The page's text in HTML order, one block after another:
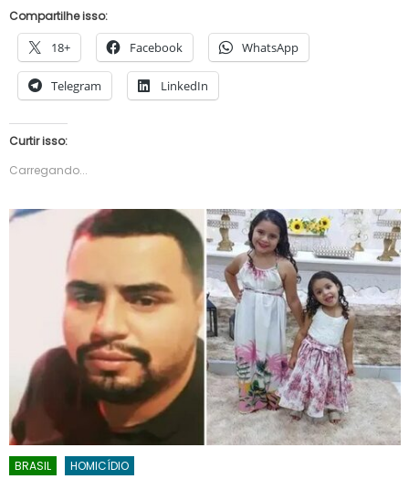
Compartilhe isso:
18+ Facebook WhatsApp
Telegram LinkedIn
Curtir isso:
Carregando...
BRASIL HOMICÍDIO